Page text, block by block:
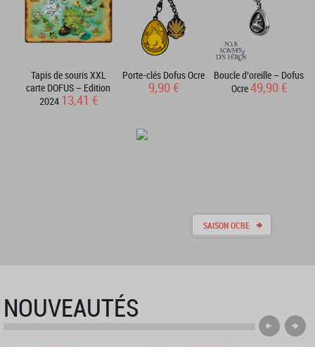
Tapis de souris XXL
carte DOFUS – Edition
2024 13,41 €
Porte-clés Dofus Ocre
9,90 €
Boucle d’oreille – Dofus
Ocre49,90 €
SAISON OCRE
NOUVEAUTÉS